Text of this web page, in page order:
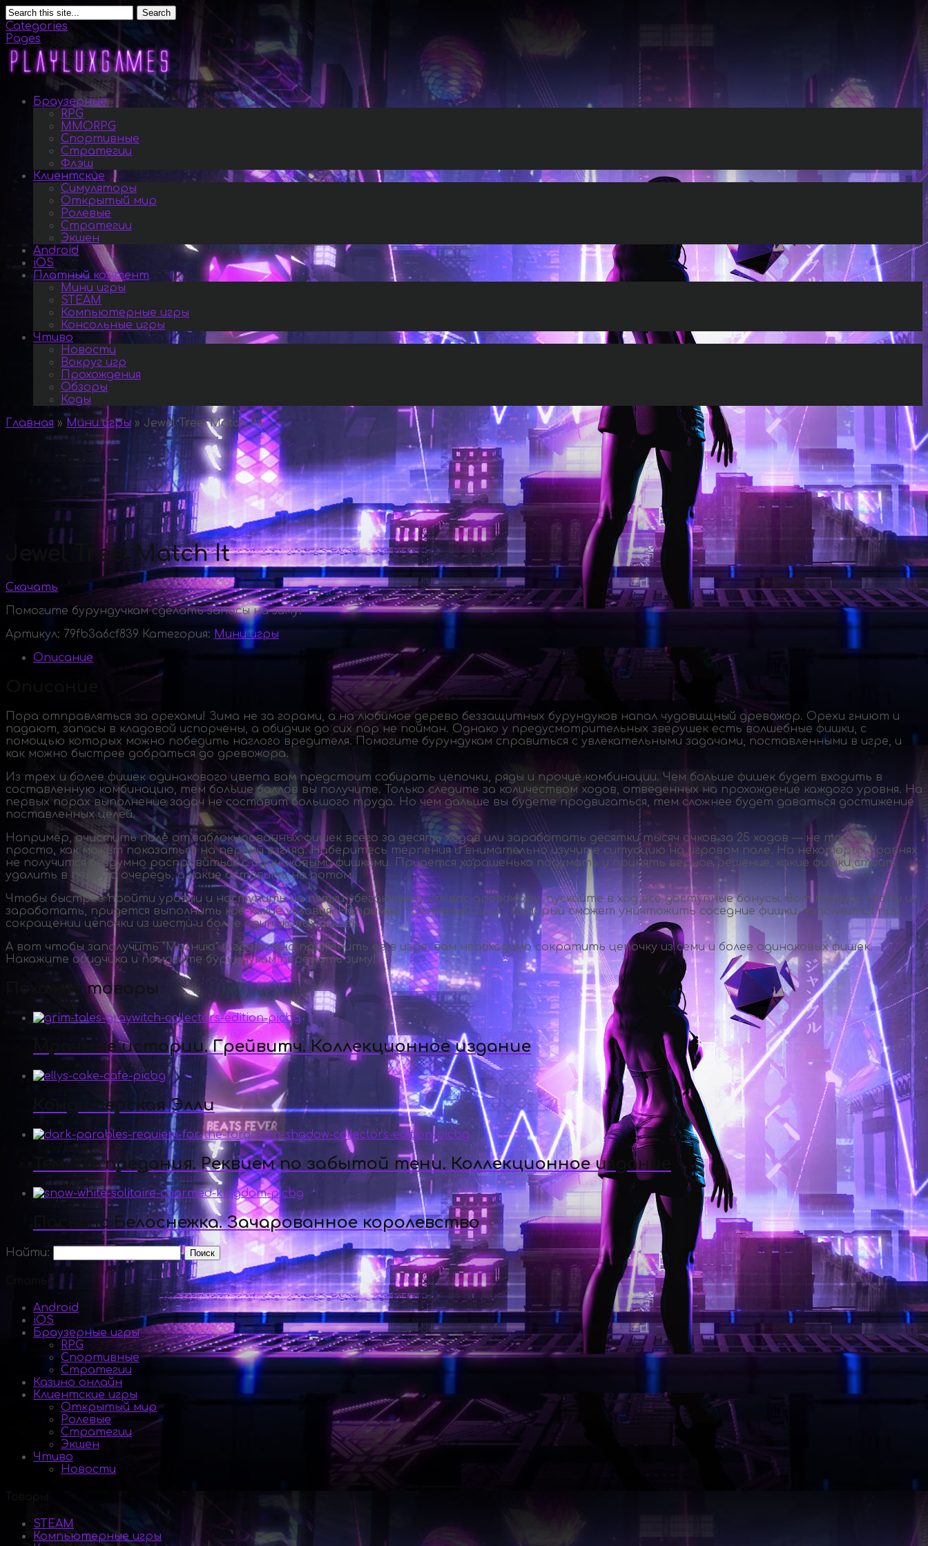
Search
Categories
Pages
Браузерные
RPG
MMORPG
Спортивные
Стратегии
Флэш
Клиентские
Симуляторы
Открытый мир
Ролевые
Стратегии
Экшен
Android
iOS
Платный контент
Мини игры
STEAM
Компьютерные игры
Консольные игры
Чтиво
Новости
Вокруг игр
Прохождения
Обзоры
Коды
Главная » Мини игры » Jewel Tree: Match It»
Jewel Tree: Match It
Скачать
Помогите бурундучкам сделать запасы на зиму!
Артикул: 79fb3a6cf839 Категория: Мини игры
Описание
Пора отправляться за орехами! Зима не за горами, а на любимое дерево беззащитных бурундуков напал чудовищный древожор. Орехи гниют и
падают, запасы в кладовой испорчены, а обидчик до сих пор не пойман. Однако у предусмотрительных зверушек есть волшебные фишки, с
помощью которых можно победить наглого вредителя. Помогите бурундукам справиться с увлекательными задачами, поставленными в игре, и
как можно быстрее добраться до древожора.
Из трех и более фишек одинакового цвета вам предстоит собирать цепочки, ряды и прочие комбинации. Чем больше фишек будет входить в
составленную комбинацию, тем больше баллов вы получите. Только следите за количеством ходов, отведенных на прохождение каждого уровня. На
первых порах выполнение задач не составит большого труда. Но чем дальше вы будете продвигаться, тем сложнее будет даваться достижение
поставленных целей.
Например, очистить поле от заблокированных фишек всего за десять ходов или заработать десятки тысяч очков за 25 ходов — не так уж и
просто, как может показаться на первый взгляд. Наберитесь терпения и внимательно изучите ситуацию на игровом поле. На некоторых уровнях
не получится бездумно расправиться с одинаковыми фишками. Придется хорошенько подумать и принять верное решение, какие фишки стоит
удалить в первую очередь, а какие оставить на потом.
Чтобы быстрее пройти уровни и наступить на пятки убегающему от вас древожору, пускайте в ход все доступные бонусы. Вот только чтобы их
заработать, придется выполнить кое-какиеусловия. Например, "Огненный шар", который сможет уничтожить соседние фишки, заполнится при
сокращении цепочки из шести и более одинаковых фишек.
А вот чтобы заполучить "Молнию" и грамотно применить ее в игре, вам необходимо сократить цепочку из семи и более одинаковых фишек.
Накажите обидчика и помогите бурундукам пережить зиму!
Похожие товары
Мрачные истории. Грейвитч. Коллекционное издание
Кондитерская Элли
Темные предания. Реквием по забытой тени. Коллекционное издание
Пасьянс Белоснежка. Зачарованное королевство
Найти:
Статьи
Android
iOS
Браузерные игры
RPG
Спортивные
Стратегии
Казино онлайн
Клиентские игры
Открытый мир
Ролевые
Стратегии
Экшен
Чтиво
Новости
STEAM
Компьютерные игры